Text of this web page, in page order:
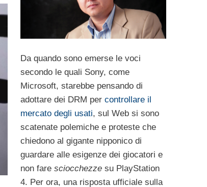
Da quando sono emerse le voci
secondo le quali Sony, come
Microsoft, starebbe pensando di
adottare dei DRM per controllare il
mercato degli usati, sul Web si sono
scatenate polemiche e proteste che
chiedono al gigante nipponico di
guardare alle esigenze dei giocatori e
non fare sciocchezze su PlayStation
4. Per ora, una risposta ufficiale sulla